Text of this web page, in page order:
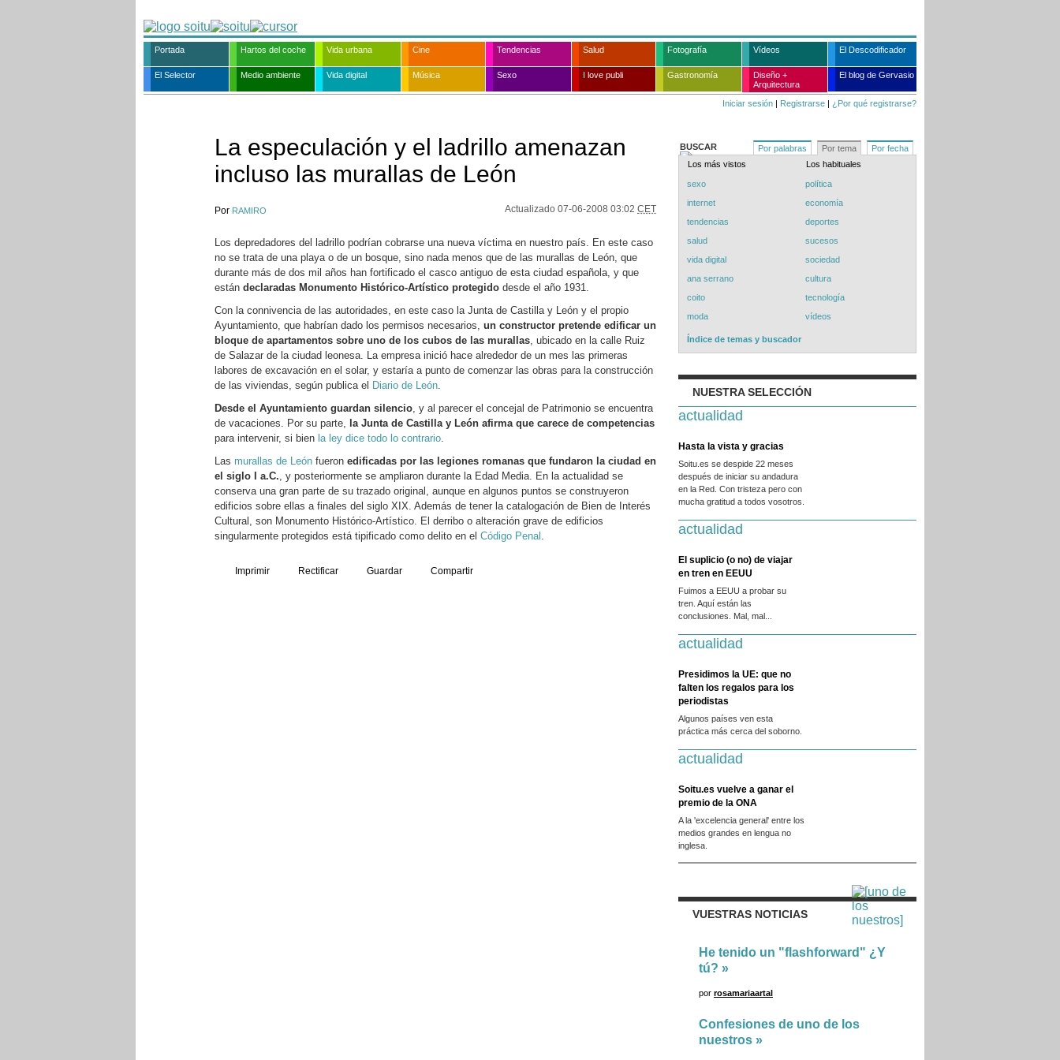
Portada Hartos del coche Vida urbana Cine Tendencias Salud Fotografía Vídeos El Descodificador
El Selector Medio ambiente Vida digital Música Sexo I love publi Gastronomía
Diseño +
Arquitectura
El blog de Gervasio
Iniciar sesión | Registrarse | ¿Por qué registrarse?
La especulación y el ladrillo amenazan
incluso las murallas de León
Por RAMIRO Actualizado 07-06-2008 03:02 CET
Los depredadores del ladrillo podrían cobrarse una nueva víctima en nuestro país. En este caso
no se trata de una playa o de un bosque, sino nada menos que de las murallas de León, que
durante más de dos mil años han fortificado el casco antiguo de esta ciudad española, y que
están declaradas Monumento Histórico-Artístico protegido desde el año 1931.
Con la connivencia de las autoridades, en este caso la Junta de Castilla y León y el propio
Ayuntamiento, que habrían dado los permisos necesarios, un constructor pretende edificar un
bloque de apartamentos sobre uno de los cubos de las murallas, ubicado en la calle Ruiz
de Salazar de la ciudad leonesa. La empresa inició hace alrededor de un mes las primeras
labores de excavación en el solar, y estaría a punto de comenzar las obras para la construcción
de las viviendas, según publica el Diario de León.
Desde el Ayuntamiento guardan silencio, y al parecer el concejal de Patrimonio se encuentra
de vacaciones. Por su parte, la Junta de Castilla y León afirma que carece de competencias
para intervenir, si bien la ley dice todo lo contrario.
Las murallas de León fueron edificadas por las legiones romanas que fundaron la ciudad en
el siglo I a.C., y posteriormente se ampliaron durante la Edad Media. En la actualidad se
conserva una gran parte de su trazado original, aunque en algunos puntos se construyeron
edificios sobre ellas a finales del siglo XIX. Además de tener la catalogación de Bien de Interés
Cultural, son Monumento Histórico-Artístico. El derribo o alteración grave de edificios
singularmente protegidos está tipificado como delito en el Código Penal .
Imprimir Rectificar Guardar Compartir
BUSCAR Por palabras Por tema
Por fecha
Los más vistos
Los habituales
sexo
internet
tendencias
salud
vida digital
ana serrano
coito
moda
política
economía
deportes
sucesos
sociedad
cultura
tecnología
vídeos
Índice de temas y buscador
NUESTRA SELECCIÓN
actualidad
Hasta la vista y gracias
Soitu.es se despide 22 meses
después de iniciar su andadura
en la Red. Con tristeza pero con
mucha gratitud a todos vosotros.
actualidad
El suplicio (o no) de viajar
en tren en EEUU
Fuimos a EEUU a probar su
tren. Aquí están las
conclusiones. Mal, mal...
actualidad
Presidimos la UE: que no
falten los regalos para los
periodistas
Algunos países ven esta
práctica más cerca del soborno.
actualidad
Soitu.es vuelve a ganar el
premio de la ONA
A la 'excelencia general' entre los
medios grandes en lengua no
inglesa.
VUESTRAS NOTICIAS
He tenido un "flashforward" ¿Y
tú? »
por rosamariaartal
Confesiones de uno de los
nuestros »